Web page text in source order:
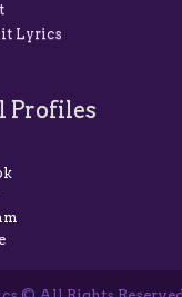
Lyrics
Profiles